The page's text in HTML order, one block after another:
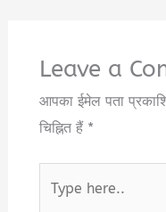
Leave a
आपका ईमेल पता
चिह्नित हैं *
here..